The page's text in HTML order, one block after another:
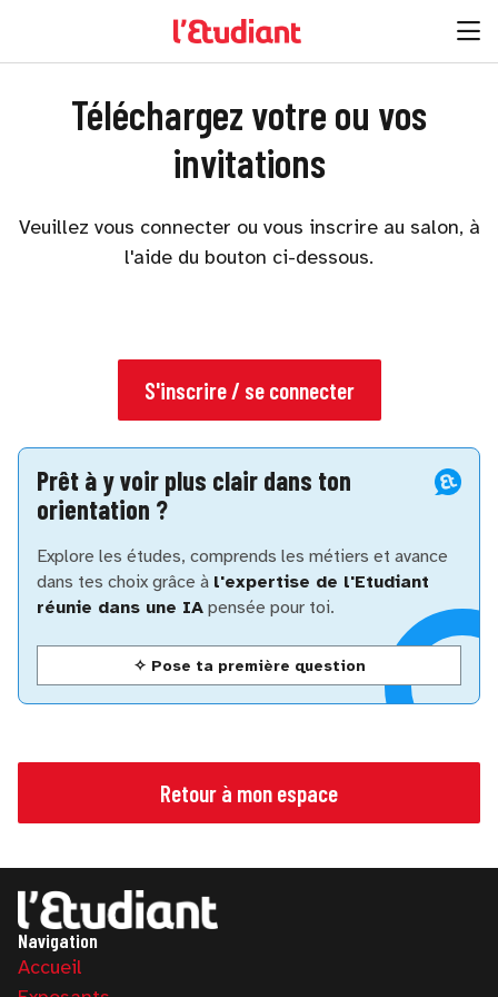
Téléchargez votre ou vos
invitations
Veuillez vous connecter ou vous inscrire au salon, à
l'aide du bouton ci-dessous.
S'inscrire / se connecter
Prêt à y voir plus clair dans ton
orientation ?
Explore les études, comprends les métiers et avance
dans tes choix grâce à l'expertise de l'Etudiant
réunie dans une IA pensée pour toi.
✧ Pose ta première question
Retour à mon espace
Navigation
Accueil